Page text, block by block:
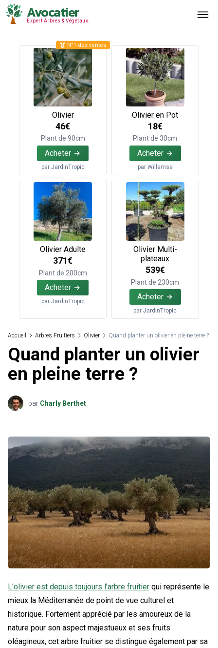
Avocatier
Expert Arbres & Végétaux.
Olivier
46€
Plant de 90cm
Acheter
par JardinTropic
N°1 des ventes
Olivier en Pot
18€
Plant de 30cm
Acheter
par Willemse
Olivier Adulte
371€
Plant de 200cm
Acheter
par JardinTropic
Olivier Multi-
plateaux
539€
Plant de 230cm
Acheter
parJardinTropic
Accueil Arbres Fruitiers Olivier Quand planter un olivier en pleine terre ?
Quand planter un olivier
en pleine terre ?
par Charly Berthet
L'olivier est depuis toujours l’arbre fruitier qui représente le
mieux la Méditerranée de point de vue culturel et
historique. Fortement apprécié par les amoureux de la
nature pour son aspect majestueux et ses fruits
oléagineux, cet arbre fruitier se distingue également par sa